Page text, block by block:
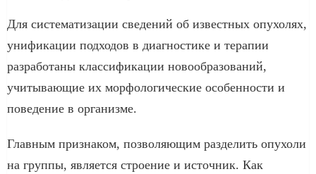
Для систематизации сведений об известных опухолях,
унификации подходов в диагностике и терапии
разработаны классификации новообразований,
учитывающие их морфологические особенности и
поведение в организме.
Главным признаком, позволяющим разделить опухоли
на группы, является строение и источник. Как